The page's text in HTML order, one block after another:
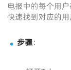
电报中的每个用
快速找到对应的用
步骤：